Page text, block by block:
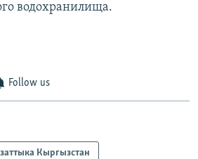
водохранилища.
Follow us
Кыргызстан